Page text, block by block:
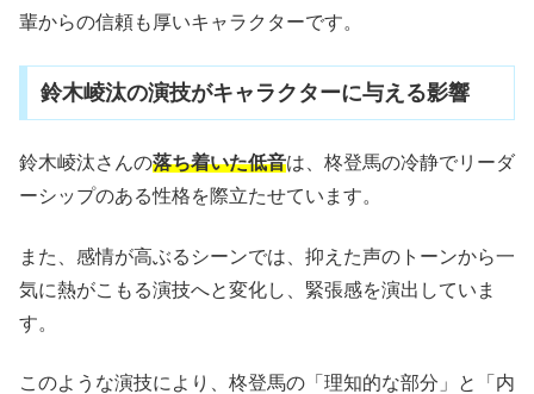
輩からの信頼も厚いキャラクターです。
鈴木崚汰の演技がキャラクターに与える影響
鈴木崚汰さんの落ち着いた低音は、柊登馬の冷静でリーダ
ーシップのある性格を際立たせています。
また、感情が高ぶるシーンでは、抑えた声のトーンから一
気に熱がこもる演技へと変化し、緊張感を演出していま
す。
このような演技により、柊登馬の「理知的な部分」と「内